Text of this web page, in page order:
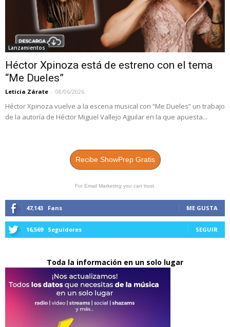
Lanzamientos
Héctor Xpinoza está de estreno con el tema
“Me Dueles”
Leticia Zárate - 08/06/2026
Héctor Xpinoza vuelve a la escena musical con “Me Dueles” un trabajo
de la autoría de Héctor Miguel Vallejo Aguilar en la que apuesta...
Recibe ShowPrep Gratis
For Email Marketing you can trust.
47,143 Fans ME GUSTA
16,569 Seguidores SEGUIR
Toda la información en un solo lugar